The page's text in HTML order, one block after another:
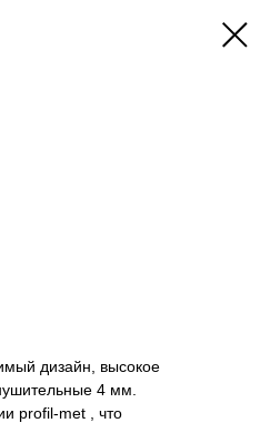
дизайн, высокое
4 мм.
profil-met , что